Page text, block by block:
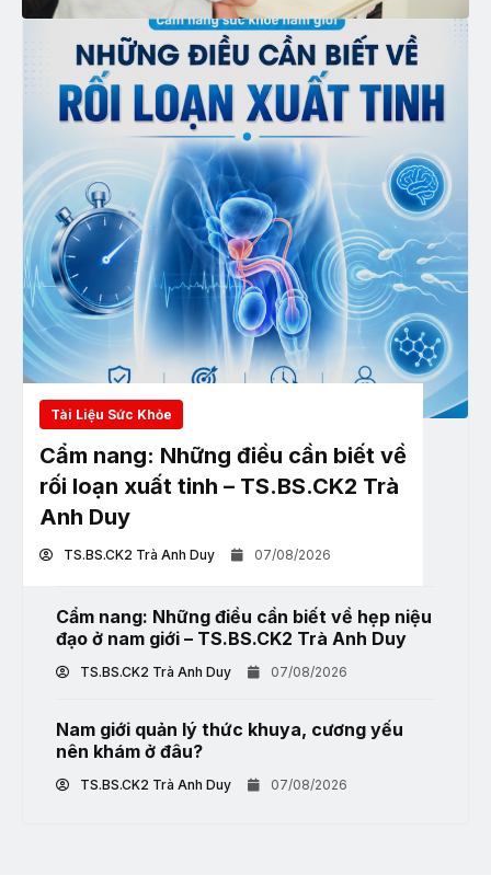
Tài Liệu Sức Khỏe
Cẩm nang: Những điều cần biết về
rối loạn xuất tinh – TS.BS.CK2 Trà
Anh Duy
TS.BS.CK2 Trà Anh Duy 07/08/2026
Cẩm nang: Những điều cần biết về hẹp niệu
đạo ở nam giới – TS.BS.CK2 Trà Anh Duy
TS.BS.CK2 Trà Anh Duy 07/08/2026
Nam giới quản lý thức khuya, cương yếu
nên khám ở đâu?
TS.BS.CK2 Trà Anh Duy 07/08/2026